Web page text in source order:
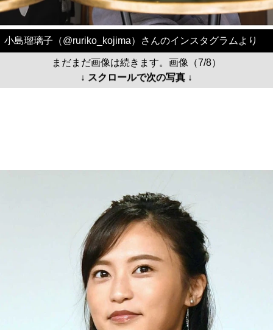
小島瑠璃子（@ruriko_kojima）さんのインスタグラムより
まだまだ画像は続きます。画像（7/8）
↓ スクロールで次の写真 ↓